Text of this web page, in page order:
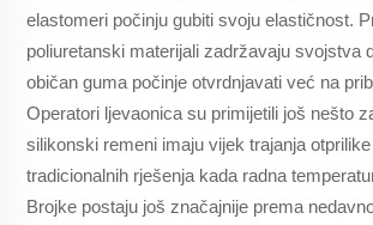
elastomeri počinju gubiti svoju elastičnost.
poliuretanski materijali zadržavaju svojstva
običan guma počinje otvrdnjavati već na
Operatori ljevaonica su primijetili još nešto
silikonski remeni imaju vijek trajanja
tradicionalnih rješenja kada radna
Brojke postaju još značajnije prema